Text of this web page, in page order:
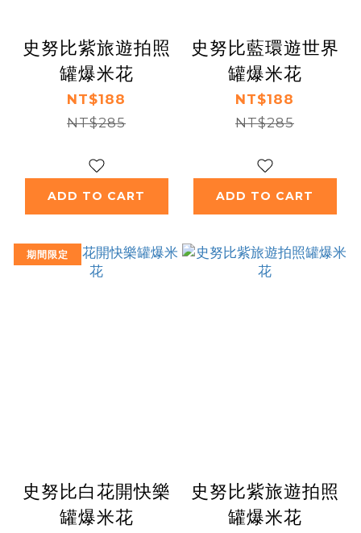
史努比紫旅遊拍照
罐爆米花
NT$188
NT$285
ADD TO CART
史努比藍環遊世界
罐爆米花
NT$188
NT$285
ADD TO CART
期間限定
史努比白花開快樂
罐爆米花
史努比紫旅遊拍照
罐爆米花